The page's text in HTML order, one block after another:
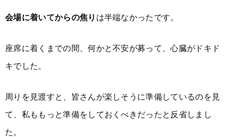
会場に着いてからの焦り は半端なかったです。
座席に着くまでの間、何かと不安が募って、心臓がドキド
キでした。
周りを見渡すと、皆さんが楽しそうに準備しているのを見
て、私ももっと準備をしておくべきだったと反省しまし
た。